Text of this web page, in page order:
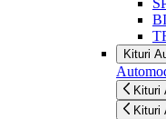
Kituri
Kituri
Kituri